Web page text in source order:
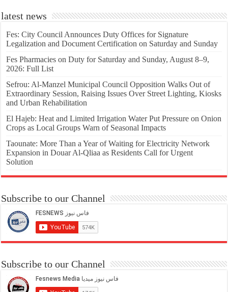
latest news
Fes: City Council Announces Duty Offices for Signature
Legalization and Document Certification on Saturday and Sunday
Fes Pharmacies on Duty for Saturday and Sunday, August 8–9,
2026: Full List
Sefrou: Al-Manzel Municipal Council Opposition Walks Out of
Extraordinary Session, Raising Issues Over Street Lighting, Kiosks
and Urban Rehabilitation
El Hajeb: Heat and Limited Irrigation Water Put Pressure on Onion
Crops as Local Groups Warn of Seasonal Impacts
Taounate: More Than a Year of Waiting for Electricity Network
Expansion in Douar Al-Qliaa as Residents Call for Urgent
Solution
Subscribe to our Channel
Subscribe to our Channel